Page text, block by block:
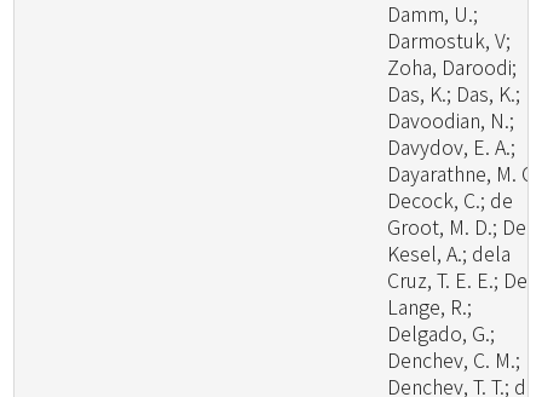
Damm, U.;
Darmostuk, V;
Zoha, Daroodi;
Das, K.; Das, K.;
Davoodian, N.;
Davydov, E. A.;
Dayarathne, M.
Decock, C.; de
Groot, M. D.; De
Kesel, A.; dela
Cruz, T. E. E.; De
Lange, R.;
Delgado, G.;
Denchev, C. M.;
Denchev, T. T.; de